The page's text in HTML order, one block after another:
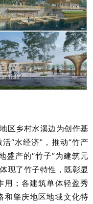
乡村水溪边为创作基
“水经济”，推动“竹产
盛产的“竹子”为建筑元
现了竹子特性，既彰显
用；各建筑单体轻盈秀
和肇庆地区地域文化特